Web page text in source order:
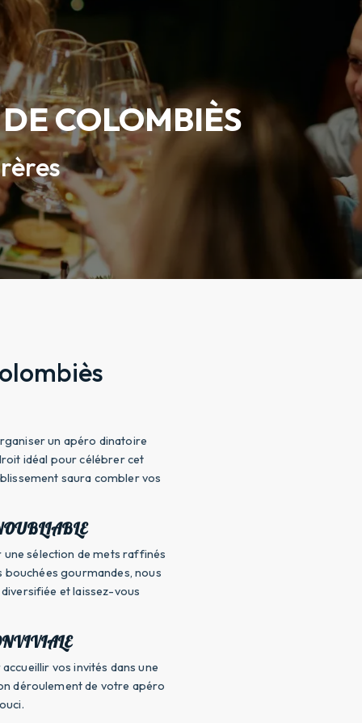
COLOMBIÈS
un apéro dinatoire
idéal pour célébrer cet
saura combler vos
sélection de mets raffinés
bouchées gourmandes, nous
et laissez-vous
vos invités dans une
déroulement de votre apéro